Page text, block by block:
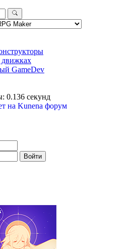
GameDev
0.136 секунд
на Kunena форум